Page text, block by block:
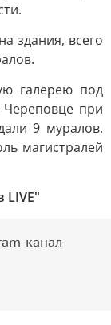
здания, всего
галерею под
при
9 муралов.
магистралей
канал